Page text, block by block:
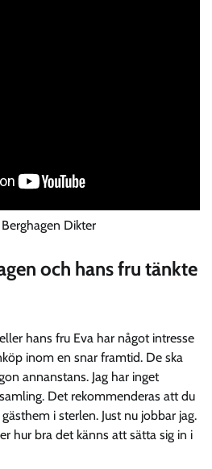
Berghagen Dikter
och hans fru tänkte
hans fru Eva har något intresse
inom en snar framtid. De ska
annanstans. Jag har inget
Det rekommenderas att du
i sterlen. Just nu jobbar jag.
hur bra det känns att sätta sig in i